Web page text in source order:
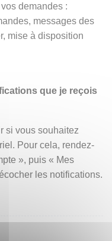
demandes :
messages des
mise à disposition
que je reçois
si vous souhaitez
Pour cela, rendez-
», puis « Mes
les notifications.